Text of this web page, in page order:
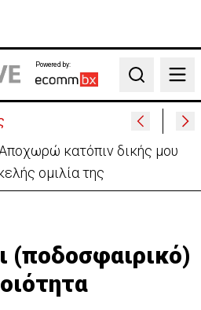
Powered by:
Search
πρόσβαση στις Αφίξεις
(ποδοσφαιρικό)